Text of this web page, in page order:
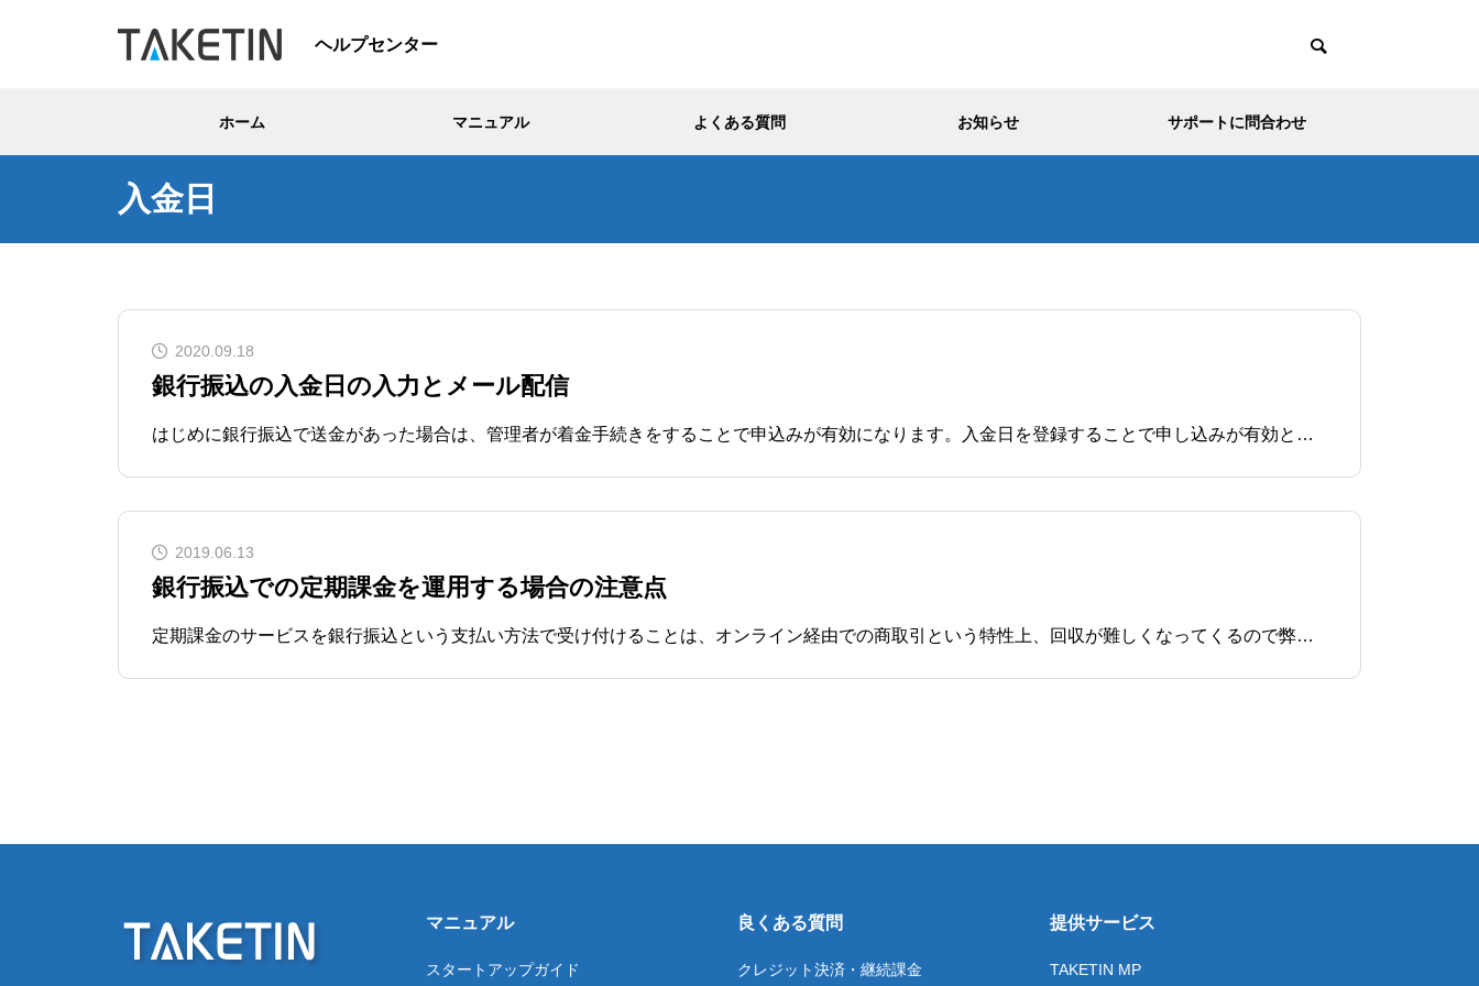
ヘルプセンター
ホーム マニュアル よくある質問 お知らせ サポートに問合わせ
入金日
2020.09.18
銀行振込の入金日の入力とメール配信
はじめに銀行振込で送金があった場合は、管理者が着金手続きをすることで申込みが有効になります。入金日を登録することで申し込みが有効となりますが、多くの場合、同時にお客様に対して入金確定の通知メールを送信する必要があります。順を追ってご説明していきます。登録方法について弊社シ
2019.06.13
銀行振込での定期課金を運用する場合の注意点
定期課金のサービスを銀行振込という支払い方法で受け付けることは、オンライン経由での商取引という特性上、回収が難しくなってくるので弊社ではオススメしていません。しかし、支払い方法の選択肢を広げることで、少しでも成約数や売上を向上させたいという考え方もあるかと思います。ここでは定期課金の
マニュアル
スタートアップガイド
良くある質問
クレジット決済・継続課金
提供サービス
TAKETIN MP